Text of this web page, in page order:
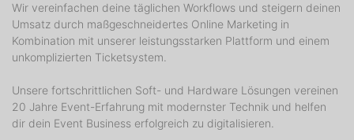
Wir vereinfachen deine täglichen Workflows und steigern deinen
Umsatz durch maßgeschneidertes Online Marketing in
Kombination mit unserer leistungsstarken Plattform und einem
unkomplizierten Ticketsystem.
Unsere fortschrittlichen Soft- und Hardware Lösungen vereinen
20 Jahre Event-Erfahrung mit modernster Technik und helfen
dir dein Event Business erfolgreich zu digitalisieren.